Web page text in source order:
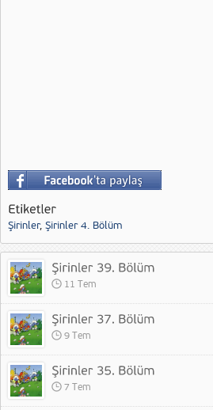
Şirinler, Şirinler 4. Bölüm
11 Tem
9 Tem
7 Tem